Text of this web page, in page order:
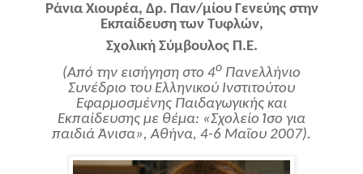
Ράνια Χιουρέα, Δρ. Παν/μίου Γενεύης στην
Εκπαίδευση των Τυφλών,
Σχολική Σύμβουλος Π.Ε.
(Από την εισήγηση στο 4ο Πανελλήνιο
Συνέδριο του Ελληνικού Ινστιτούτου
Εφαρμοσμένης Παιδαγωγικής και
Εκπαίδευσης με θέμα: «Σχολείο Ίσο για
παιδιά Άνισα», Αθήνα, 4-6 Μαΐου 2007).